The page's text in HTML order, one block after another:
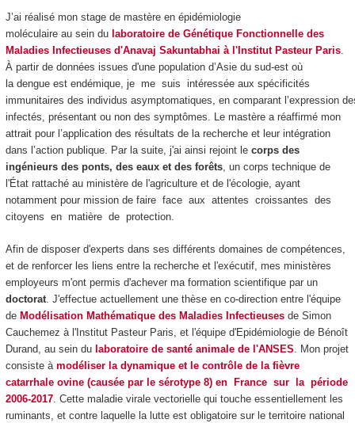
J’ai réalisé mon stage de mastère en épidémiologie
moléculaire au sein du laboratoire de Génétique Fonctionnelle des
Maladies Infectieuses d'Anavaj Sakuntabhai à l'Institut Pasteur Paris.
À partir de données issues d'une population d’Asie du sud-est où
la dengue est endémique, je me suis intéressée aux spécificités
immunitaires des individus asymptomatiques, en comparant l’expression
infectés, présentant ou non des symptômes. Le mastère a réaffirmé mon
attrait pour l’application des résultats de la recherche et leur intégration
dans l’action publique. Par la suite, j'ai ainsi rejoint le corps des
ingénieurs des ponts, des eaux et des forêts, un corps technique de
l'État rattaché au ministère de l'agriculture et de l'écologie, ayant
notamment pour mission de faire face aux attentes croissantes des
citoyens en matière de protection.
Afin de disposer d'experts dans ses différents domaines de compétences,
et de renforcer les liens entre la recherche et l'exécutif, mes ministères
employeurs m'ont permis d'achever ma formation scientifique par un
doctorat. J'effectue actuellement une thèse en co-direction entre l'équipe
deModélisation Mathématique des Maladies Infectieusesde Simon
Cauchemez à l'Institut Pasteur Paris, et l'équipe d'Epidémiologie de Bénoît
Durand, au sein du laboratoire de santé animale de l'ANSES . Mon projet
consiste à modéliser la dynamique et le contrôle de la fièvre
catarrhale ovine (causée par le sérotype 8) en France sur la période
2006-2017. Cette maladie virale vectorielle qui touche essentiellement les
ruminants, et contre laquelle la lutte est obligatoire sur le territoire national